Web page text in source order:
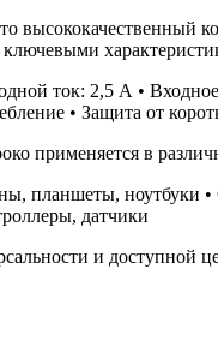
высококачественный
ток: 2,5 А •
• Защита от
применяется в
планшеты, ноутбуки
датчики
и